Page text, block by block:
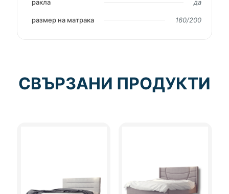
ракла
да
размер на матрака 160/200
СВЪРЗАНИ ПРОДУКТИ